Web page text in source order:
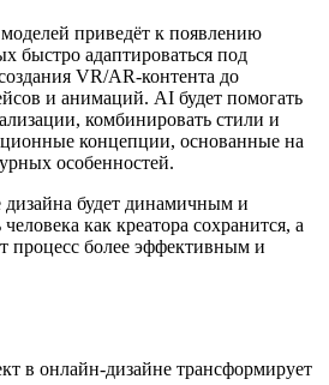
приведёт к появлению
быстро адаптироваться под
VR/AR-контента до
и анимаций. AI будет помогать
комбинировать стили и
концепции, основанные на
особенностей.
будет динамичным и
как креатора сохранится, а
процесс более эффективным и
в онлайн-дизайне трансформирует